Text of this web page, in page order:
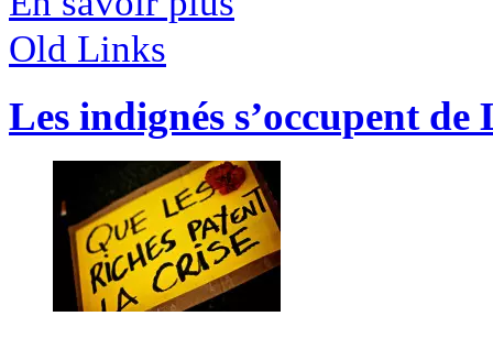
Old Links
Les indignés s’occupent de